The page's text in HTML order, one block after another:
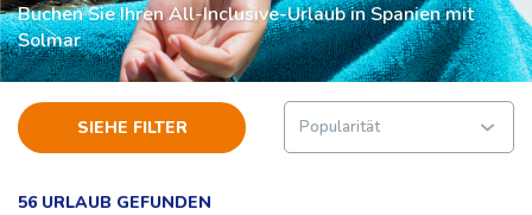
Buchen Sie Ihren All-Inclusive-Urlaub in Spanien mit
Solmar
SIEHE FILTER
56 URLAUB GEFUNDEN